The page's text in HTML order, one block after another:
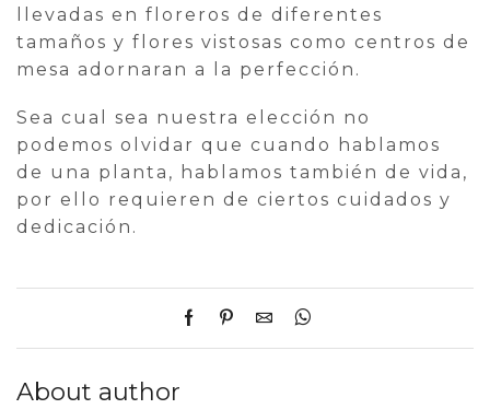
llevadas en floreros de diferentes
tamaños y flores vistosas como centros de
mesa adornaran a la perfección.
Sea cual sea nuestra elección no
podemos olvidar que cuando hablamos
de una planta, hablamos también de vida,
por ello requieren de ciertos cuidados y
dedicación.
About author